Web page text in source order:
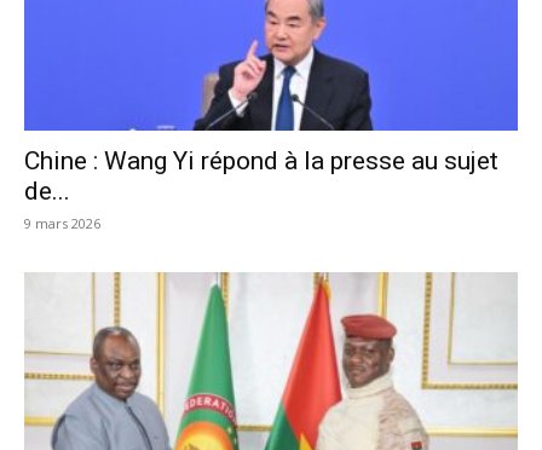
Chine : Wang Yi répond à la presse au sujet
de...
9 mars 2026